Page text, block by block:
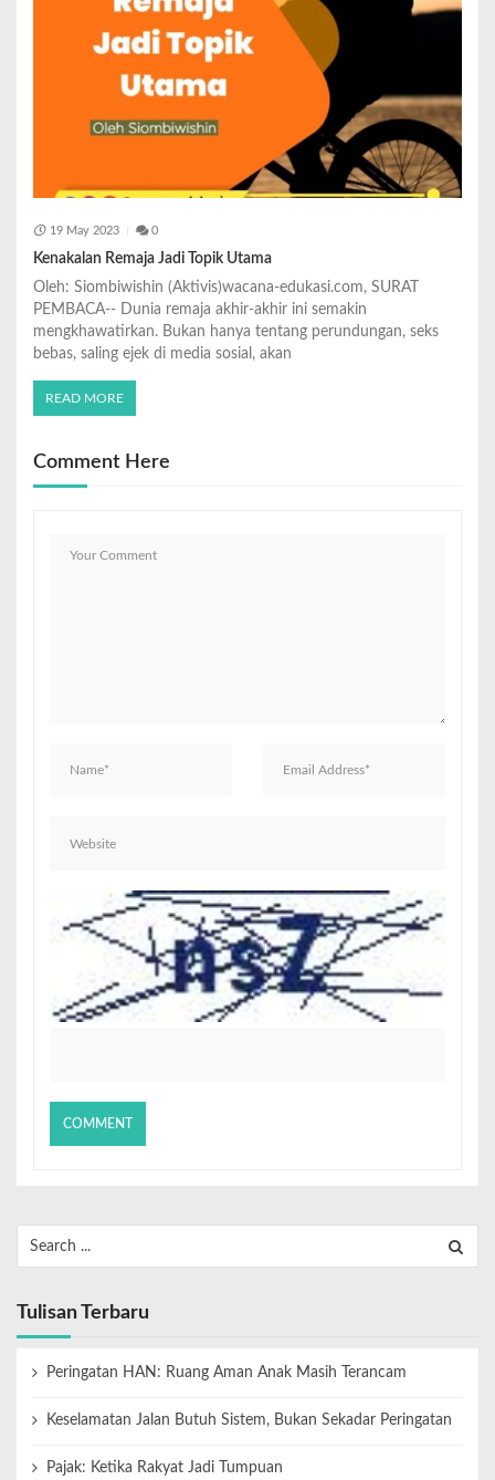
19 May 2023 0
Kenakalan Remaja Jadi Topik Utama
Oleh: Siombiwishin (Aktivis)wacana-edukasi.com, SURAT
PEMBACA-- Dunia remaja akhir-akhir ini semakin
mengkhawatirkan. Bukan hanya tentang perundungan, seks
bebas, saling ejek di media sosial, akan
READ MORE
Comment Here
Tulisan Terbaru
Peringatan HAN: Ruang Aman Anak Masih Terancam
Keselamatan Jalan Butuh Sistem, Bukan Sekadar Peringatan
Pajak: Ketika Rakyat Jadi Tumpuan